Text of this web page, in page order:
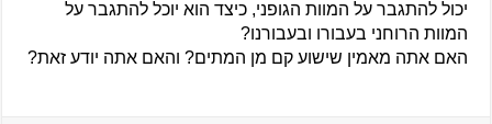
המוות הרוחני בעבורו ובעבורנו?
האם אתה מאמין שישוע קם מן המתים? והאם אתה יודע זאת?